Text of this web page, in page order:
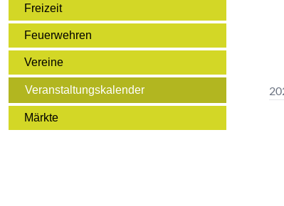
Freizeit
Feuerwehren
Vereine
Veranstaltungskalender
Märkte